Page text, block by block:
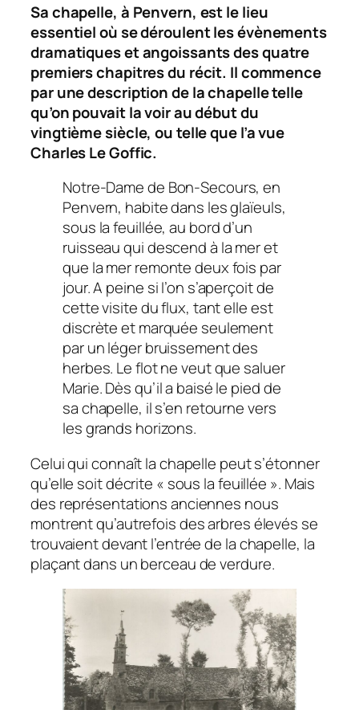
Sa chapelle, à Penvern, est le lieu
essentiel où se déroulent les évènements
dramatiques et angoissants des quatre
premiers chapitres du récit. Il commence
par une description de la chapelle telle
qu’on pouvait la voir au début du
vingtième siècle, ou telle que l’a vue
Charles Le Goffic.
Notre-Dame de Bon-Secours, en
Penvern, habite dans les glaïeuls,
sous la feuillée, au bord d’un
ruisseau qui descend à la mer et
que la mer remonte deux fois par
jour. A peine si l’on s’aperçoit de
cette visite du flux, tant elle est
discrète et marquée seulement
par un léger bruissement des
herbes. Le flot ne veut que saluer
Marie. Dès qu’il a baisé le pied de
sa chapelle, il s’en retourne vers
les grands horizons.
Celui qui connaît la chapelle peut s’étonner
qu’elle soit décrite « sous la feuillée ». Mais
des représentations anciennes nous
montrent qu’autrefois des arbres élevés se
trouvaient devant l’entrée de la chapelle, la
plaçant dans un berceau de verdure.